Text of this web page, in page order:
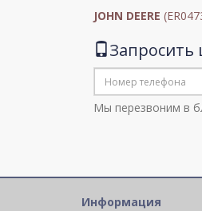
JOHN DEERE
Запросить
Мы перезвоним в
Информация